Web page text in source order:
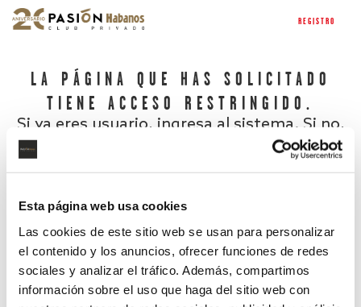
Esta página web usa cookies
Las cookies de este sitio web se usan para personalizar
el contenido y los anuncios, ofrecer funciones de redes
sociales y analizar el tráfico. Además, compartimos
información sobre el uso que haga del sitio web con
REGISTRO
LA PÁGINA QUE HAS SOLICITADO
TIENE ACCESO RESTRINGIDO.
Si ya eres usuario, ingresa al sistema. Si no,